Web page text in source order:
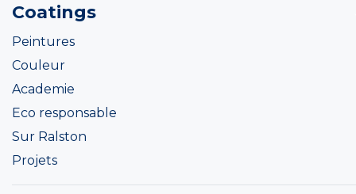
Coatings
Peintures
Couleur
Academie
Eco responsable
Sur Ralston
Projets